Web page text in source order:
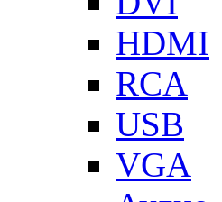
HDMI
RCA
USB
VGA